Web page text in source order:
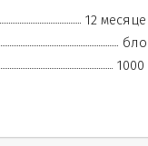
12
1000